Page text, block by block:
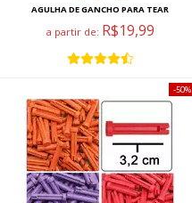
AGULHA DE GANCHO PARA TEAR
a partir de: R$19,99
50%